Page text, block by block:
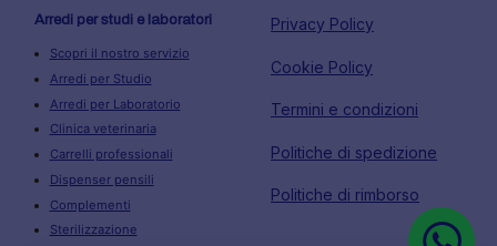
Arredi per studi e laboratori
Scopri il nostro servizio
Arredi per Studio
Arredi per Laboratorio
Clinica veterinaria
Carrelli professionali
Dispenser pensili
Complementi
Sterilizzazione
Privacy Policy
Cookie Policy
Termini e condizioni
Politiche di spedizione
Politiche di rimborso